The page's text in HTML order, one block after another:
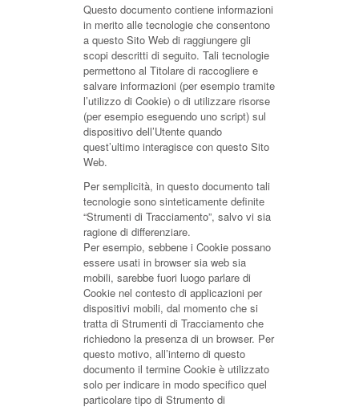
Questo documento contiene informazioni
in merito alle tecnologie che consentono
a questo Sito Web di raggiungere gli
scopi descritti di seguito. Tali tecnologie
permettono al Titolare di raccogliere e
salvare informazioni (per esempio tramite
l’utilizzo di Cookie) o di utilizzare risorse
(per esempio eseguendo uno script) sul
dispositivo dell’Utente quando
quest’ultimo interagisce con questo Sito
Web.
Per semplicità, in questo documento tali
tecnologie sono sinteticamente definite
“Strumenti di Tracciamento”, salvo vi sia
ragione di differenziare.
Per esempio, sebbene i Cookie possano
essere usati in browser sia web sia
mobili, sarebbe fuori luogo parlare di
Cookie nel contesto di applicazioni per
dispositivi mobili, dal momento che si
tratta di Strumenti di Tracciamento che
richiedono la presenza di un browser. Per
questo motivo, all’interno di questo
documento il termine Cookie è utilizzato
solo per indicare in modo specifico quel
particolare tipo di Strumento di